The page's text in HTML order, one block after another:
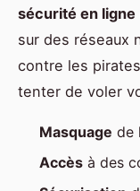
sécurité en ligne
sur des réseaux
contre les
tenter de voler
Masquage de
Accès à des